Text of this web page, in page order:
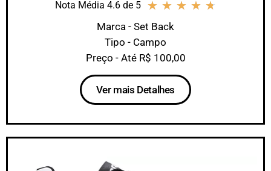
Nota Média 4.6 de 5 ★ ★ ★ ★ ★
Marca - Set Back
Tipo - Campo
Preço - Até R$ 100,00
Ver mais Detalhes